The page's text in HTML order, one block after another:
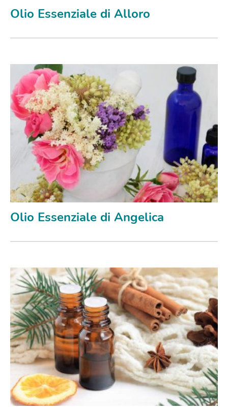
Olio Essenziale di Alloro
Olio Essenziale di Angelica